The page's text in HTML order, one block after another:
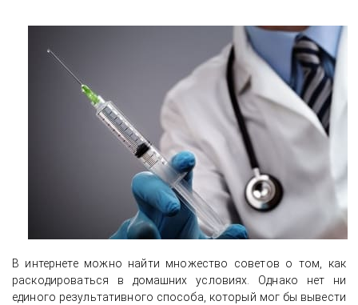
В интернете можно найти множество советов о том, как
раскодироваться в домашних условиях. Однако нет ни
единого результативного способа, который мог бы вывести